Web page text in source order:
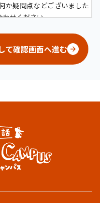
か疑問点などございました
わせください。
定義について
「顧客（グループ各社が提
員、派遣社員）およびその
び退職者」、「株主」、
報であって、当該情報に含
述または個人別に付された
くは音声により当該個人を
識別できないが、他の情報
て確認画面へ進む